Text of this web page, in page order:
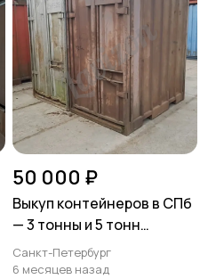
50 000 ₽
Выкуп контейнеров в СПб
— 3 тонны и 5 тонн
(Срочно)
Санкт-Петербург
6 месяцев назад